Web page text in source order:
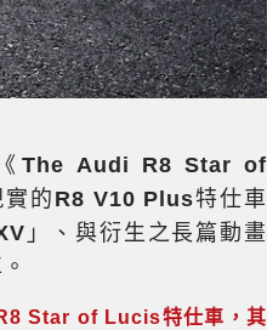
The Audi R8 Star of
的 R8 V10 Plus特仕車
」、與衍生之長篇動畫
Star of Lucis特仕車，其